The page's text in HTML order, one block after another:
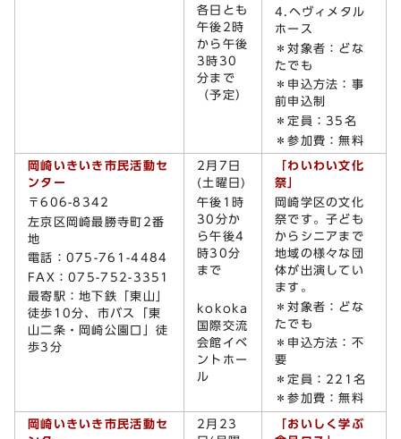
各日とも
午後2時
から午後
3時30
分まで
（予定）
4.ヘヴィメタル
ホース
＊対象者：どな
たでも
＊申込方法：事
前申込制
＊定員：35名
＊参加費：無料
岡崎いきいき市民活動セ
ンター
〒606-8342
左京区岡崎最勝寺町2番
地
電話：075-761-4484
FAX：075-752-3351
最寄駅：地下鉄「東山」
徒歩10分、市バス「東
山二条・岡崎公園口」徒
歩3分
2月7日
(土曜日)
午後1時
30分か
ら午後4
時30分
まで
kokoka
国際交流
会館イベ
ントホー
ル
「わいわい文化
祭」
岡崎学区の文化
祭です。子ども
からシニアまで
地域の様々な団
体が出演してい
ます。
＊対象者：どな
たでも
＊申込方法：不
要
＊定員：221名
＊参加費：無料
岡崎いきいき市民活動セ
2月23
「おいしく学ぶ